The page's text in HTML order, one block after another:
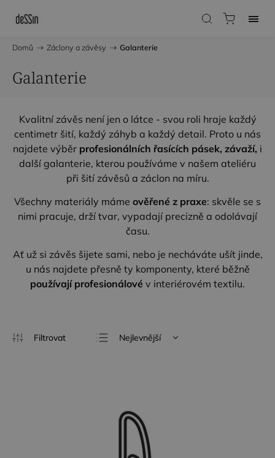
Domů / Záclony a závěsy / Galanterie
Galanterie
Kvalitní závěs není jen o látce - svou roli hraje každý
centimetr šití, každý záhyb a každý detail. Proto u nás
najdete výběr profesionálních řasících pásek, závaží, i
další galanterie, kterou používáme v našem ateliéru
při šití závěsů a záclon na míru.
Všechny materiály máme ověřené z praxe: skvěle se s
nimi pracuje, drží tvar, vypadají precizně a odolávají
času.
Ať už si závěs šijete sami, nebo je necháváte ušít jinde,
u nás najdete přesně ty komponenty, které běžně
používají profesionálové v interiérovém textilu.
Nejlevnější